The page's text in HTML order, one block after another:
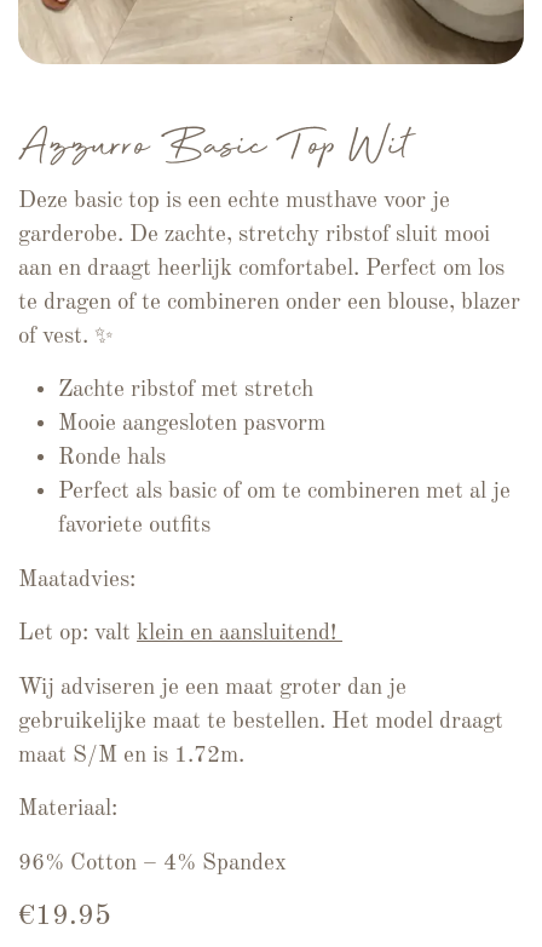
Azzurro Basic Top Wit
Deze basic top is een echte musthave voor je
garderobe. De zachte, stretchy ribstof sluit mooi
aan en draagt heerlijk comfortabel. Perfect om los
te dragen of te combineren onder een blouse, blazer
of vest. ✨
Zachte ribstof met stretch
Mooie aangesloten pasvorm
Ronde hals
Perfect als basic of om te combineren met al je
favoriete outfits
Maatadvies:
Let op: valt klein en aansluitend!
Wij adviseren je een maat groter dan je
gebruikelijke maat te bestellen. Het model draagt
maat S/M en is 1.72m.
Materiaal:
96% Cotton – 4% Spandex
€19.95